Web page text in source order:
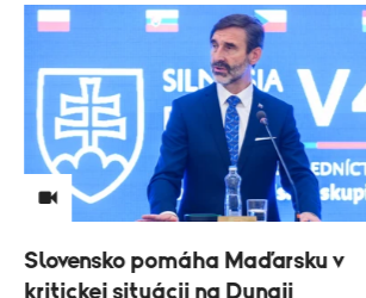
Slovensko pomáha Maďarsku v
kritickej situácii na Dunaji